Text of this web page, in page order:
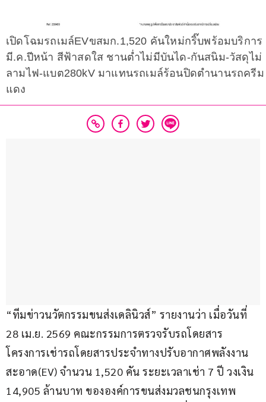
เปิดโฉมรถเมล์EVขสมก.1,520 คันใหม่กริ๊บพร้อมบริการ
มี.ค.ปีหน้า สีฟ้าสดใส ชานต่ำไม่มีบันได-กันสนิม-วัสดุไม่
ลามไฟ-แบต280kV มาแทนรถเมล์ร้อนปิดตำนานรถครีม
แดง
“ทีมข่าวนวัตกรรมขนส่งเดลินิวส์” รายงานว่า เมื่อวันที่
28 เม.ย. 2569 คณะกรรมการตรวจรับรถโดยสาร
โครงการเช่ารถโดยสารประจำทางปรับอากาศพลังงาน
สะอาด(EV) จำนวน 1,520 คัน ระยะเวลาเช่า 7 ปี วงเงิน
14,905 ล้านบาท ขององค์การขนส่งมวลชนกรุงเทพ